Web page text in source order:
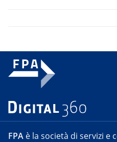
FPA è la società di servizi e